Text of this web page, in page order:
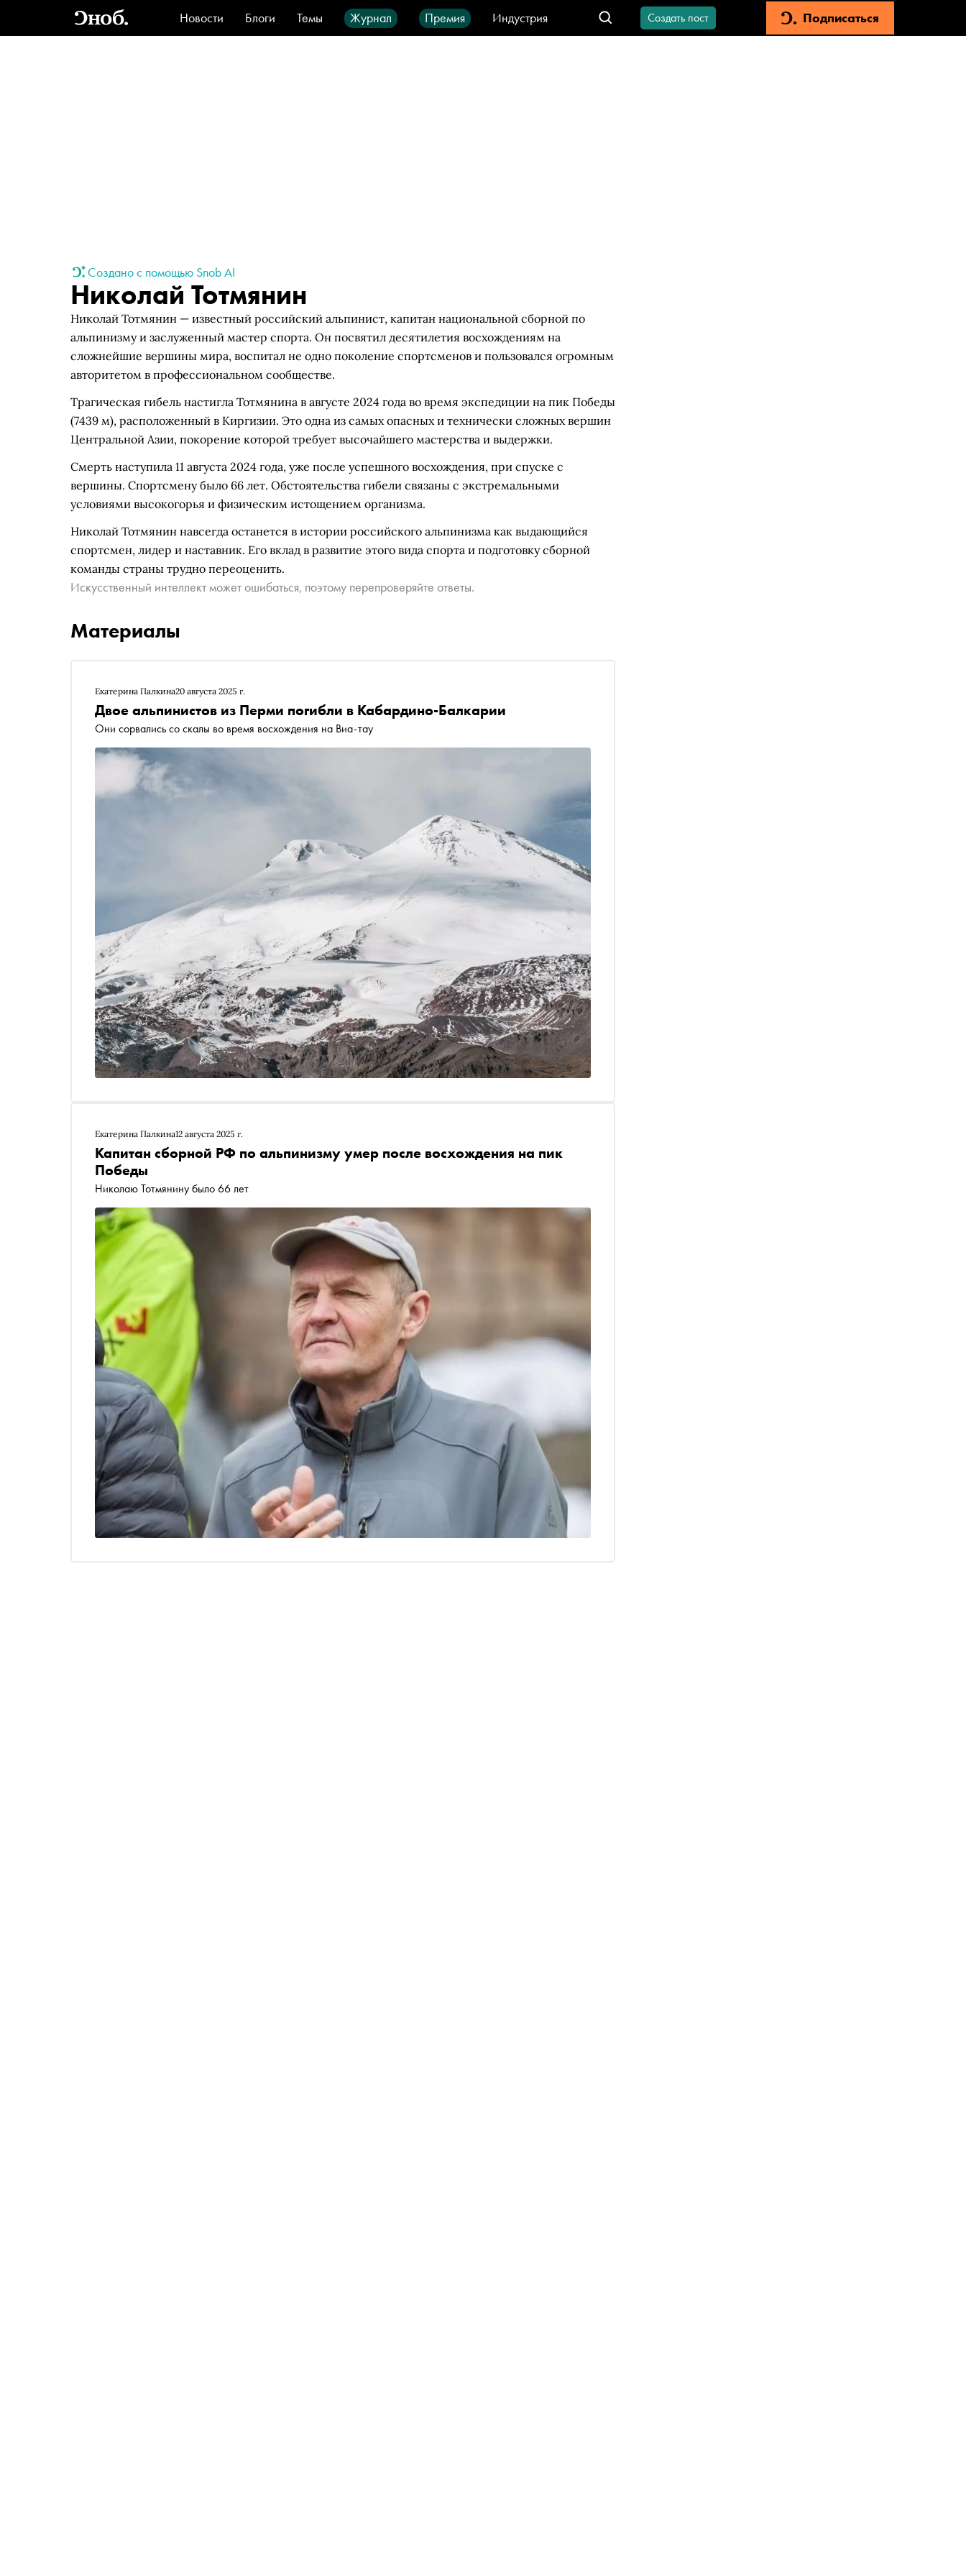
Новости Блоги Темы Журнал Премия
Индустрия
Стиль
Видео Город IT-продукты
Создать пост Подписаться
Создано с помощью Snob AI
Николай Тотмянин
Николай Тотмянин — известный российский альпинист, капитан национальной сборной по
альпинизму и заслуженный мастер спорта. Он посвятил десятилетия восхождениям на
сложнейшие вершины мира, воспитал не одно поколение спортсменов и пользовался огромным
авторитетом в профессиональном сообществе.
Трагическая гибель настигла Тотмянина в августе 2024 года во время экспедиции на пик Победы
(7439 м), расположенный в Киргизии. Это одна из самых опасных и технически сложных вершин
Центральной Азии, покорение которой требует высочайшего мастерства и выдержки.
Смерть наступила 11 августа 2024 года, уже после успешного восхождения, при спуске с
вершины. Спортсмену было 66 лет. Обстоятельства гибели связаны с экстремальными
условиями высокогорья и физическим истощением организма.
Николай Тотмянин навсегда останется в истории российского альпинизма как выдающийся
спортсмен, лидер и наставник. Его вклад в развитие этого вида спорта и подготовку сборной
команды страны трудно переоценить.
Искусственный интеллект может ошибаться, поэтому перепроверяйте ответы.
Материалы
Екатерина Палкина20 августа 2025 г.
Двое альпинистов из Перми погибли в Кабардино-Балкарии
Они сорвались со скалы во время восхождения на Виа-тау
Екатерина Палкина12 августа 2025 г.
Капитан сборной РФ по альпинизму умер после восхождения на пик
Победы
Николаю Тотмянину было 66 лет